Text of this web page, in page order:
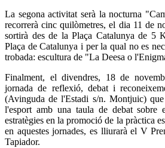
La segona activitat serà la nocturna
recorrerà cinc quilòmetres, el dia 11 de
sortirà des de la Plaça Catalunya de 5
Plaça de Catalunya i per la qual no es
trobada: escultura de "La Deesa o
Finalment, el divendres, 18 de
jornada de reflexió, debat i
(Avinguda de l'Estadi s/n. Montjuic)
l'esport amb una taula de debat
estratègies en la promoció de la pràctica
en aquestes jornades, es lliurarà el V
Tapiador.